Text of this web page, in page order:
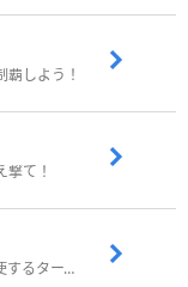
しよう！
て！
武器の『アビリティ』と『戦神』を駆使するターン制コマンドバトルRPG！